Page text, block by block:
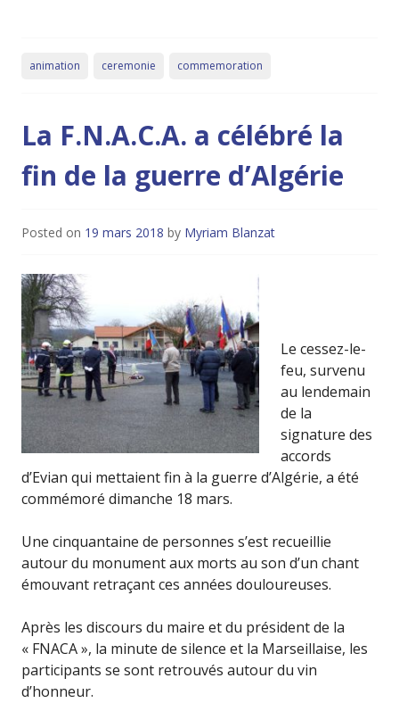
animation ceremonie commemoration
La F.N.A.C.A. a célébré la
fin de la guerre d’Algérie
Posted on 19 mars 2018 by Myriam Blanzat
Le cessez-le-
feu, survenu
au lendemain
de la
signature des
accords
d’Evian qui mettaient fin à la guerre d’Algérie, a été
commémoré dimanche 18 mars.
Une cinquantaine de personnes s’est recueillie
autour du monument aux morts au son d’un chant
émouvant retraçant ces années douloureuses.
Après les discours du maire et du président de la
« FNACA », la minute de silence et la Marseillaise, les
participants se sont retrouvés autour du vin
d’honneur.